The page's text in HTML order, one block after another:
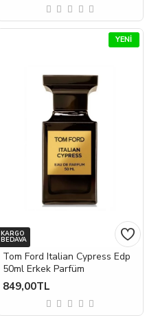
YENI
KARGO
BEDAVA
Tom Ford Italian Cypress Edp
50ml Erkek Parfüm
849,00TL